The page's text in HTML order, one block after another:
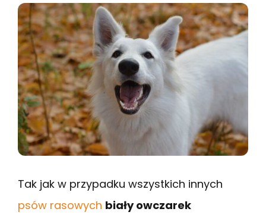
Tak jak w przypadku wszystkich innych
psów rasowych biały owczarek